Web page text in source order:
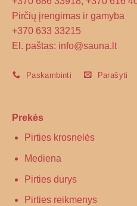
Pirčių įrengimas ir gamyba
+370 633 33215
El. paštas: info@sauna.lt
Paskambinti Parašyti
Prekės
Pirties krosnelės
Mediena
Pirties durys
Pirties reikmenys